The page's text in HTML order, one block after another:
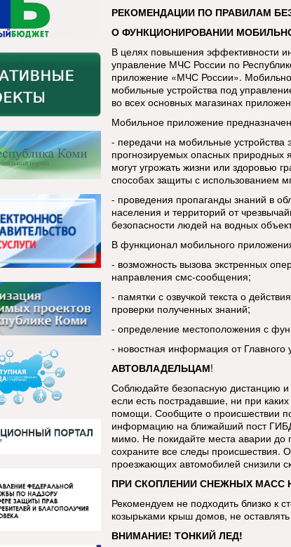
РЕКОМЕНДАЦИИ ПО ПРАВИЛАМ
О ФУНКЦИОНИРОВАНИИ
В целях повышения эффективности
управление МЧС России по
приложение «МЧС России».
мобильные устройства под
во всех основных магазинах
Мобильное приложение
- передачи на мобильные
прогнозируемых опасных природных
могут угрожать жизни или здоровью
способах защиты с использованием
- проведения пропаганды знаний в
населения и территорий от
безопасности людей на водных
В функционал мобильного
- возможность вызова экстренных
направления смс-сообщения;
- памятки с озвучкой текста о
проверки полученных знаний;
- определение местоположения с
- новостная информация от
АВТОВЛАДЕЛЬЦАМ!
Соблюдайте безопасную дистанцию
если есть пострадавшие, ни при
помощи. Сообщите о происшествии
информацию на ближайший пост
мимо. Не покидайте места аварии
сохраните все следы происшествия.
проезжающих автомобилей снизили
ПРИ СКОПЛЕНИИ СНЕЖНЫХ МАСС
Рекомендуем не подходить близко к
козырьками крыш домов, не
ВНИМАНИЕ! ТОНКИЙ ЛЕД!